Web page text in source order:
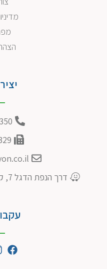
דרך הנפת הדגל 7, קומה 2, פארק המדע נס ציונה